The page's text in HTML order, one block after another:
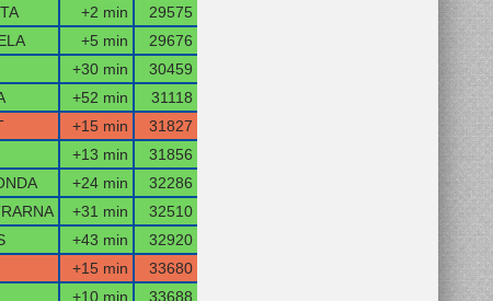
+2 min
29575
+5 min
29676
+30 min
30459
+52 min
31118
+15 min
31827
+13 min
31856
+24 min
32286
+31 min
32510
+43 min
32920
+15 min
33680
+10 min 33688